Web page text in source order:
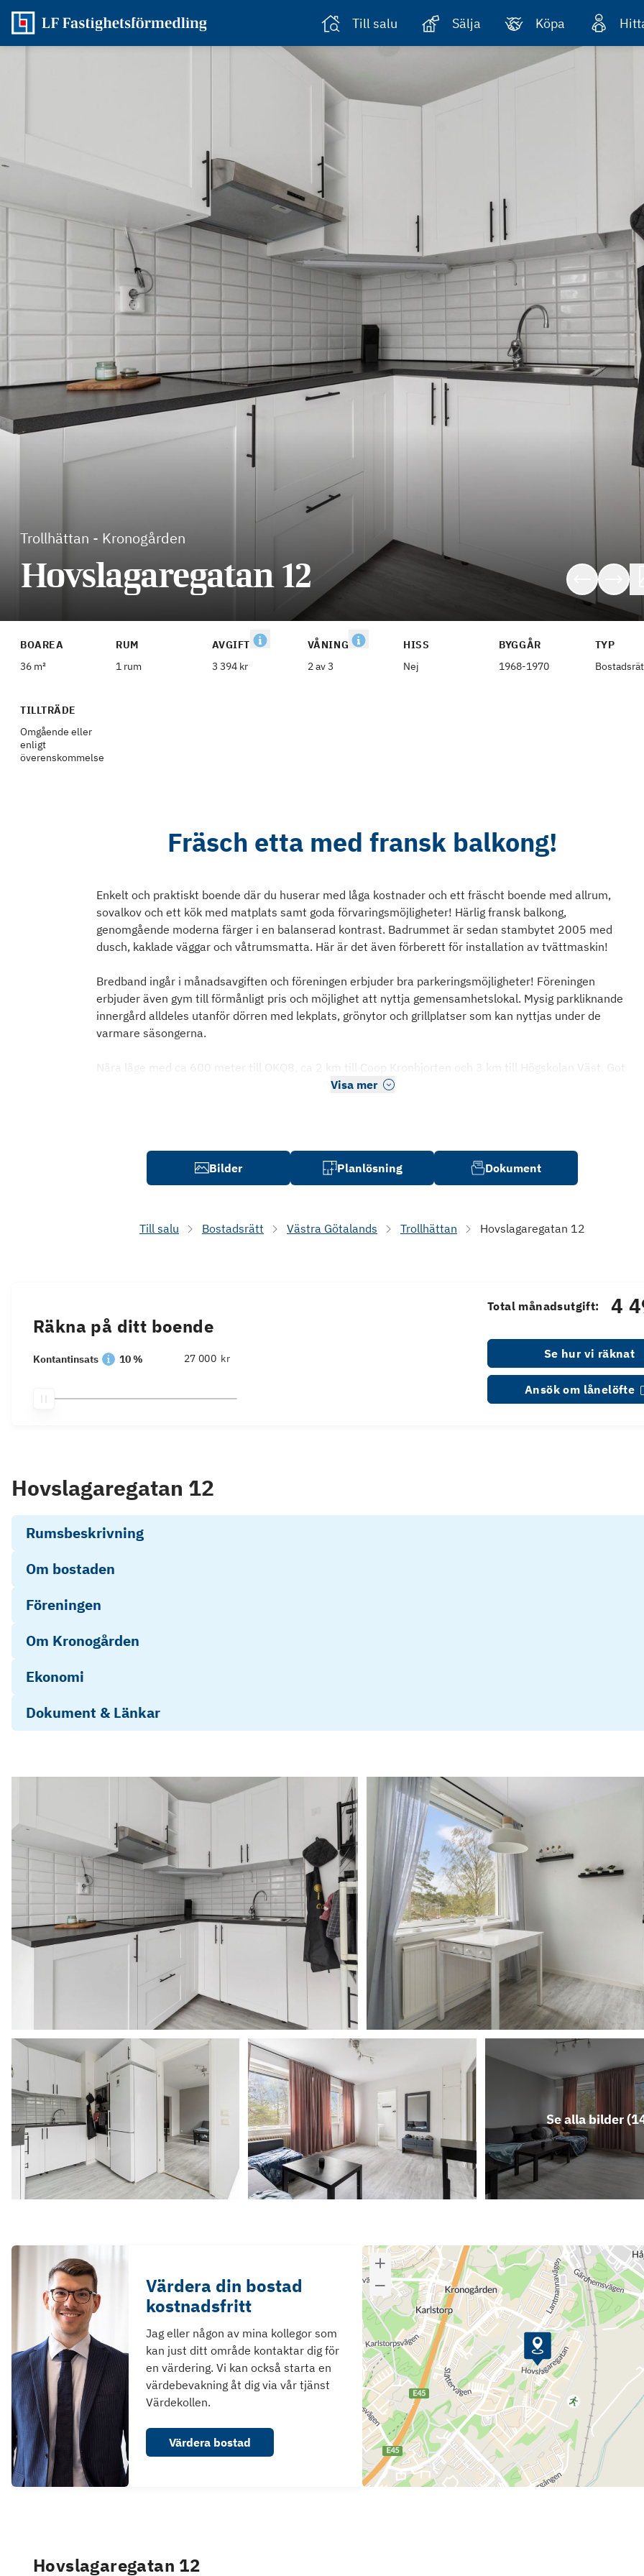
Till salu Sälja Köpa
Trollhättan - Kronogården
Hovslagaregatan 12
BOAREA
36 m²
RUM
1 rum
AVGIFT
3 394 kr
VÅNING
2 av 3
HISS
Nej
BYGGÅR
1968-1970
TYP
TILLTRÄDE
Omgående eller
enligt
överenskommelse
Fräsch etta med fransk balkong!
Enkelt och praktiskt boende där du huserar med låga kostnader och ett fräscht boende med allrum,
sovalkov och ett kök med matplats samt goda förvaringsmöjligheter! Härlig fransk balkong,
genomgående moderna färger i en balanserad kontrast. Badrummet är sedan stambytet 2005 med
dusch, kaklade väggar och våtrumsmatta. Här är det även förberett för installation av tvättmaskin!
Bredband ingår i månadsavgiften och föreningen erbjuder bra parkeringsmöjligheter! Föreningen
erbjuder även gym till förmånligt pris och möjlighet att nyttja gemensamhetslokal. Mysig parkliknande
innergård alldeles utanför dörren med lekplats, grönytor och grillplatser som kan nyttjas under de
varmare säsongerna.
Nära läge med ca 600 meter till OKQ8, ca 2 km till Coop Kronhjorten och 3 km till Högskolan Väst. Got
Visa mer
Bilder Planlösning Dokument
Till salu Bostadsrätt Västra Götalands Trollhättan Hovslagaregatan 12
Räkna på ditt boende
Kontantinsats 10 % kr
Total månadsutgift: 4
Se hur vi räknat
Ansök om lånelöfte
Hovslagaregatan 12
Rumsbeskrivning
Om bostaden
Föreningen
Om Kronogården
Ekonomi
Dokument & Länkar
Se alla bilder (
Värdera din bostad
kostnadsfritt
Jag eller någon av mina kollegor som
kan just ditt område kontaktar dig för
en värdering. Vi kan också starta en
värdebevakning åt dig via vår tjänst
Värdekollen.
Värdera bostad
Hovslagaregatan 12